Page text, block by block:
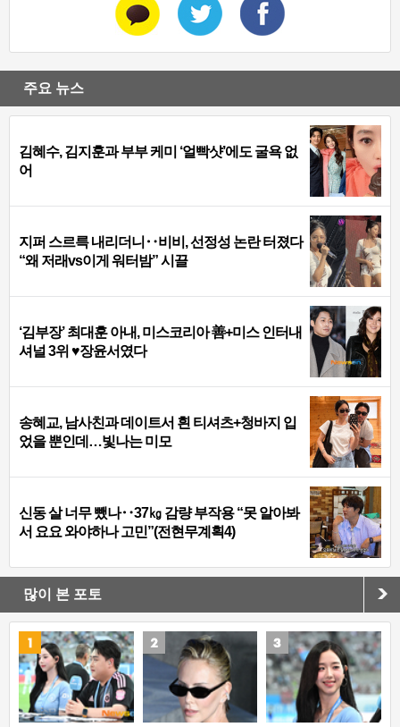
주요 뉴스
김혜수, 김지훈과 부부 케미 ‘얼빡샷’에도 굴욕 없
어
지퍼 스르륵 내리더니‥비비, 선정성 논란 터졌다
“왜 저래vs이게 워터밤” 시끌
‘김부장’ 최대훈 아내, 미스코리아 善+미스 인터내
셔널 3위 ♥장윤서였다
송혜교, 남사친과 데이트서 흰 티셔츠+청바지 입
었을 뿐인데…빛나는 미모
신동 살 너무 뺐나‥37㎏ 감량 부작용 “못 알아봐
서 요요 와야하나 고민”(전현무계획4)
많이 본 포토